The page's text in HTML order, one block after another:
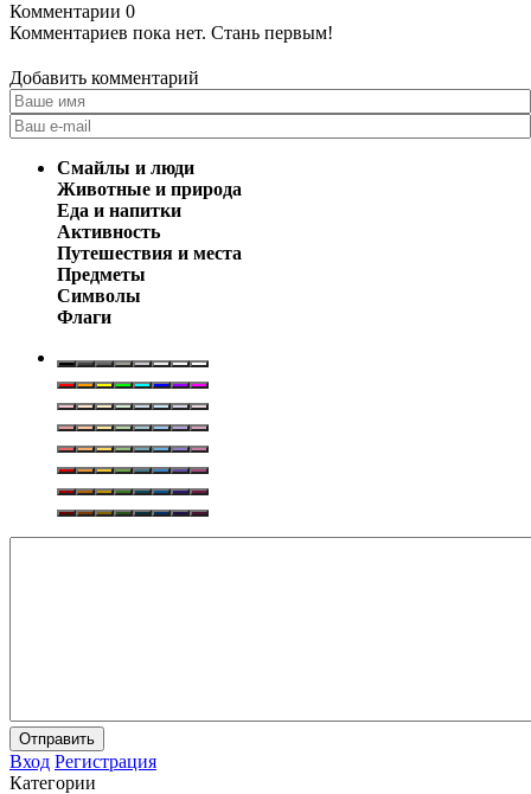
Комментарии 0
Комментариев пока нет. Стань первым!
Добавить комментарий
Смайлы и люди
Животные и природа
Еда и напитки
Активность
Путешествия и места
Предметы
Символы
Флаги
Отправить
Вход Регистрация
Категории